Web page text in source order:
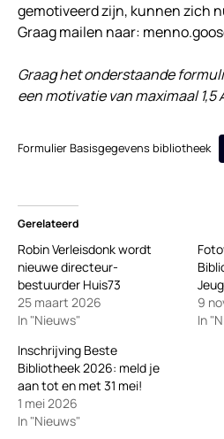
gemotiveerd zijn, kunnen zich
Graag mailen naar:
Graag het onderstaande
een motivatie van maximaal 1,5
Formulier Basisgegevens bibliotheek
Gerelateerd
Robin Verleisdonk wordt
nieuwe directeur-
bestuurder Huis73
25 maart 2026
In "Nieuws"
9
In
Inschrijving Beste
Bibliotheek 2026: meld je
aan tot en met 31 mei!
1 mei 2026
In "Nieuws"